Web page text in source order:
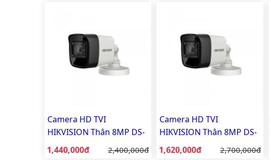
Camera HD TVI
HIKVISION Thân 8MP DS-
2CE16U1T-ITPF
Giá bán:
1,440,000đ Giá gốc:
2,400,000đ
Camera HD TVI
HIKVISION Thân 8MP DS-
2CE16U1T-ITF
Giá bán:
1,620,000đ Giá gốc:
2,700,000đ